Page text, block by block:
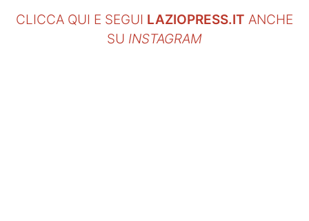
CLICCA QUI E SEGUI LAZIOPRESS.IT ANCHE
SU INSTAGRAM